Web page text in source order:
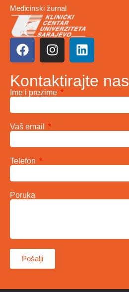
Medicinski žurnal
Kontaktirajte nas
Ime i prezime
Vaš email
Telefon
Poruka
Pošalji